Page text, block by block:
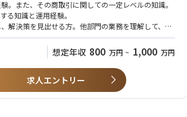
業務効率改善への貢献
の各グループの統括しながら、業務効率向上のため
督・コーチング
のエスカレーション・ポイントとして関係各部署と調
に関するレポートを作成しチームのパフォーマンス
る業務改善をはかる。
。また、その商取引に関しての一定レベルの知識。
る知識と運用経験。
解決策を見出せる方。他部門の業務を理解して、オ
来る経験・スキル。
要な案件に対して、前向きに冷静に対応出来る姿
プメンバーのパフォーマンスを分析・評価し、改善の
ョンを提示したチーム マネージメント経験。
想定年収 800 万円 ~ 1,000 万円
求人エントリー